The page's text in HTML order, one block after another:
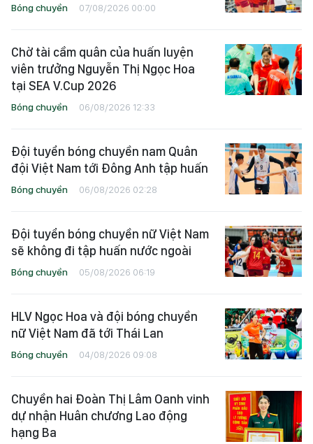
Bóng chuyền 07/08/2026 00:00
Chờ tài cầm quân của huấn luyện
viên trưởng Nguyễn Thị Ngọc Hoa
tại SEA V.Cup 2026
Bóng chuyền 06/08/2026 12:33
Đội tuyển bóng chuyền nam Quân
đội Việt Nam tới Đông Anh tập huấn
Bóng chuyền 06/08/2026 02:28
Đội tuyển bóng chuyền nữ Việt Nam
sẽ không đi tập huấn nước ngoài
Bóng chuyền 05/08/2026 06:19
HLV Ngọc Hoa và đội bóng chuyền
nữ Việt Nam đã tới Thái Lan
Bóng chuyền 04/08/2026 09:08
Chuyền hai Đoàn Thị Lâm Oanh vinh
dự nhận Huân chương Lao động
hạng Ba